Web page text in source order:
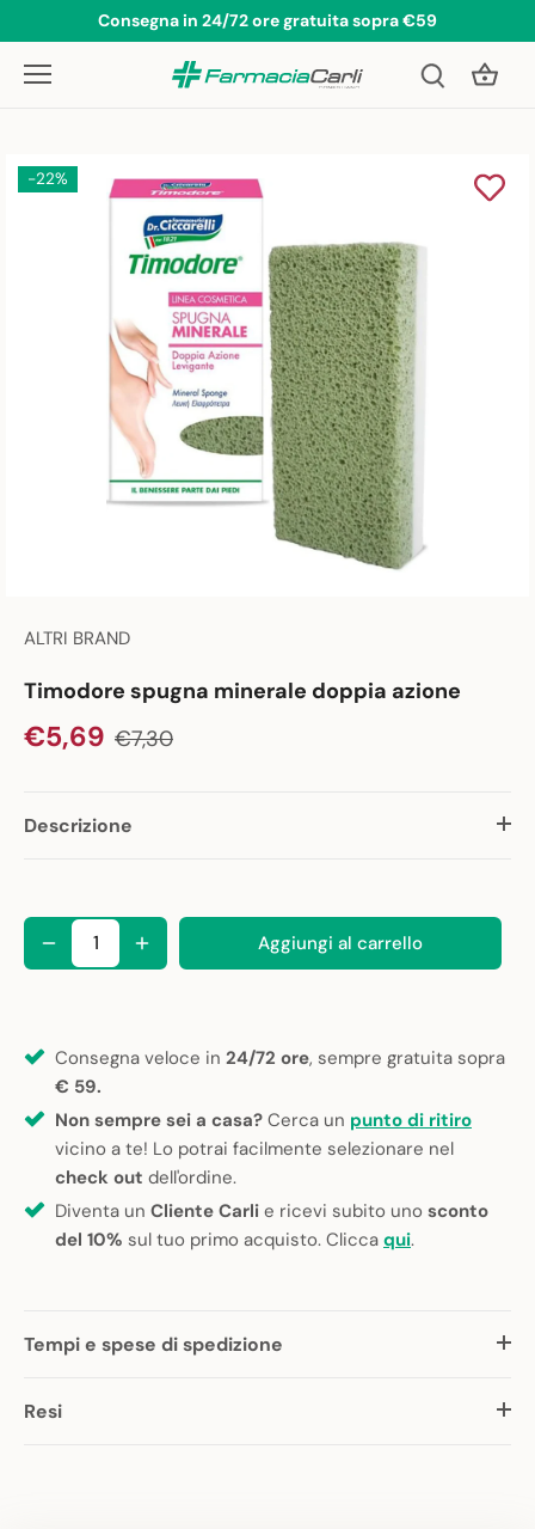
al
contenuto
Consegna in 24/72 ore gratuita sopra €59
-22%
ALTRI BRAND
Timodore spugna minerale doppia azione
€5,69 €7,30
Descrizione
Aggiungi al carrello
Consegna veloce in 24/72 ore, sempre gratuita sopra
€ 59.
Non sempre sei a casa? Cerca un punto di ritiro
vicino a te! Lo potrai facilmente selezionare nel
check out dell'ordine.
Diventa un Cliente Carli e ricevi subito uno sconto
del 10% sul tuo primo acquisto. Clicca qui.
Tempi e spese di spedizione
Resi